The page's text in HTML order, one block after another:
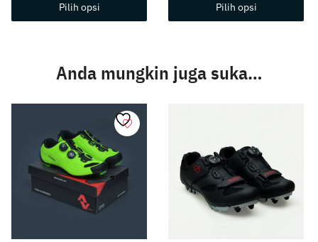
Pilih opsi
ini
diambil
halaman
produk
Pilih opsi
ini
varian.
halaman
produk
Anda mungkin juga suka…